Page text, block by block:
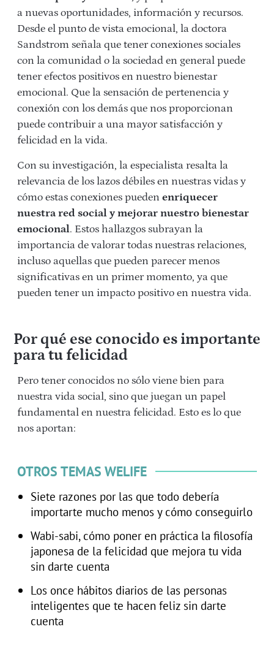
a nuevas oportunidades, información y recursos.
Desde el punto de vista emocional, la doctora
Sandstrom señala que tener conexiones sociales
con la comunidad o la sociedad en general puede
tener efectos positivos en nuestro bienestar
emocional. Que la sensación de pertenencia y
conexión con los demás que nos proporcionan
puede contribuir a una mayor satisfacción y
felicidad en la vida.
Con su investigación, la especialista resalta la
relevancia de los lazos débiles en nuestras vidas y
cómo estas conexiones pueden enriquecer
nuestra red social y mejorar nuestro bienestar
emocional. Estos hallazgos subrayan la
importancia de valorar todas nuestras relaciones,
incluso aquellas que pueden parecer menos
significativas en un primer momento, ya que
pueden tener un impacto positivo en nuestra vida.
Por qué ese conocido es importante
para tu felicidad
Pero tener conocidos no sólo viene bien para
nuestra vida social, sino que juegan un papel
fundamental en nuestra felicidad. Esto es lo que
nos aportan:
OTROS TEMAS WELIFE
Siete razones por las que todo debería
importarte mucho menos y cómo conseguirlo
Wabi-sabi, cómo poner en práctica la filosofía
japonesa de la felicidad que mejora tu vida
sin darte cuenta
Los once hábitos diarios de las personas
inteligentes que te hacen feliz sin darte
cuenta